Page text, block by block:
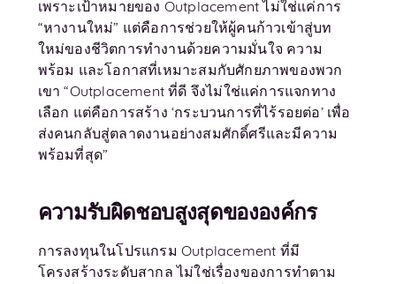
เพราะเป้าหมายของ Outplacement ไม่ใช่แค่การ
“หางานใหม่” แต่คือการช่วยให้ผู้คนก้าวเข้าสู่บท
ใหม่ของชีวิตการทำงานด้วยความมั่นใจ ความ
พร้อม และโอกาสที่เหมาะสมกับศักยภาพของพวก
เขา “Outplacement ที่ดี จึงไม่ใช่แค่การแจกทาง
เลือก แต่คือการสร้าง ‘กระบวนการที่ไร้รอยต่อ’ เพื่อ
ส่งคนกลับสู่ตลาดงานอย่างสมศักดิ์ศรีและมีความ
พร้อมที่สุด”
ความรับผิดชอบสูงสุดขององค์กร
การลงทุนในโปรแกรม Outplacement ที่มี
โครงสร้างระดับสากล ไม่ใช่เรื่องของการทำตาม